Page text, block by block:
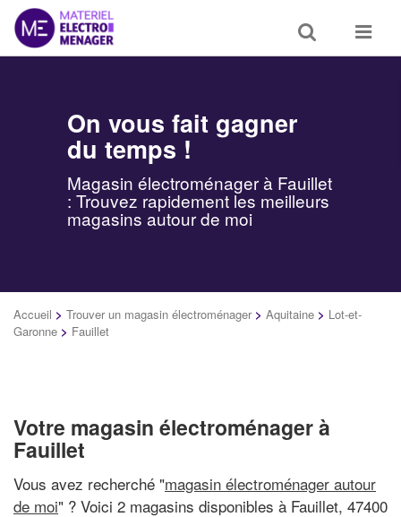
Toggle
search
Toggle
On vous fait gagner
du temps !
Magasin électroménager à Fauillet
: Trouvez rapidement les meilleurs
magasins autour de moi
Accueil > Trouver un magasin électroménager > Aquitaine > Lot-et-
Garonne > Fauillet
Votre magasin électroménager à
Fauillet
Vous avez recherché "magasin électroménager autour
de moi" ? Voici 2 magasins disponibles à Fauillet, 47400